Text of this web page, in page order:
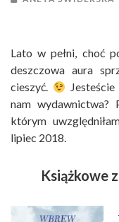
Lato w pełni, choć
deszczowa aura
cieszyć.
nam wydawnictwa?
którym
lipiec 2018.
Książkowe